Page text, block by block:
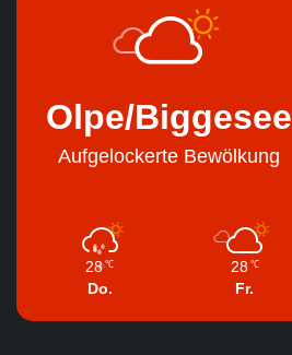
Olpe/Biggesee
Aufgelockerte Bewölkung
28 ℃
Do.
28 ℃
Fr.